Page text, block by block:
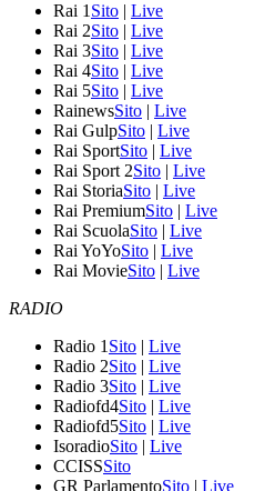
Rai 1 Sito | Live
Rai 2Sito | Live
Rai 3Sito | Live
Rai 4Sito | Live
Rai 5Sito | Live
RainewsSito | Live
Rai GulpSito | Live
Rai SportSito | Live
Rai Sport 2Sito | Live
Rai StoriaSito | Live
Rai PremiumSito | Live
Rai ScuolaSito | Live
Rai YoYoSito | Live
Rai MovieSito | Live
RADIO
Radio 1 Sito | Live
Radio 2Sito | Live
Radio 3Sito | Live
Radiofd4Sito | Live
Radiofd5Sito | Live
IsoradioSito | Live
CCISSSito
GR ParlamentoSito | Live